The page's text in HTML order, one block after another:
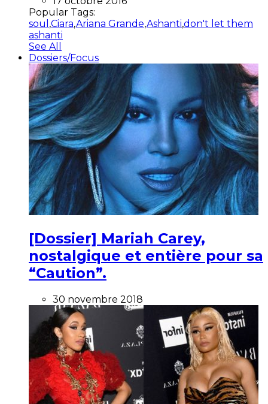
Popular Tags:
soul ,Ciara,Ariana Grande,Ashanti,don't let them
ashanti
See All
Dossiers/Focus
[Dossier] Mariah Carey,
nostalgique et entière pour sa
“Caution”.
30 novembre 2018